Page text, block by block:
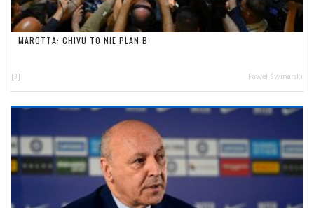
MAROTTA: CHIVU TO NIE PLAN B
[3] Paweł Świnarski